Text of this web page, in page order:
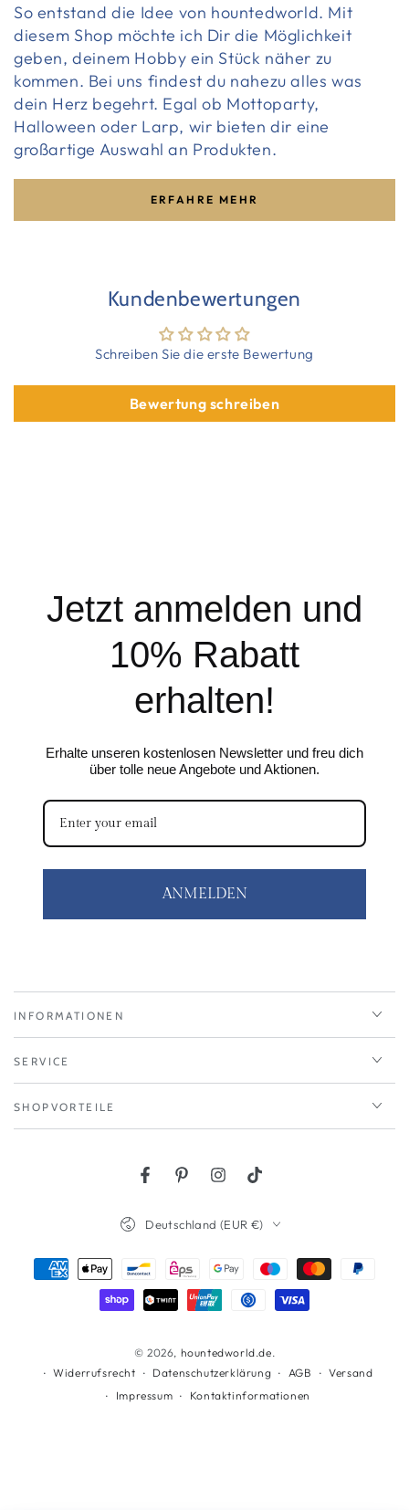
So entstand die Idee von hountedworld. Mit
diesem Shop möchte ich Dir die Möglichkeit
geben, deinem Hobby ein Stück näher zu
kommen. Bei uns findest du nahezu alles was
dein Herz begehrt. Egal ob Mottoparty,
Halloween oder Larp, wir bieten dir eine
großartige Auswahl an Produkten.
ERFAHRE MEHR
Kundenbewertungen
Schreiben Sie die erste Bewertung
Bewertung schreiben
Jetzt anmelden und
10% Rabatt
erhalten!
Erhalte unseren kostenlosen Newsletter und freu dich
über tolle neue Angebote und Aktionen.
ANMELDEN
INFORMATIONEN
SERVICE
SHOPVORTEILE
FacebookPinterestInstagram
TikTok
© 2026, hountedworld.de.
Widerrufsrecht
Datenschutzerklärung AGB
Versand
Impressum
Kontaktinformationen
Deutschland (EUR €)
Zahlungsmöglichkeiten